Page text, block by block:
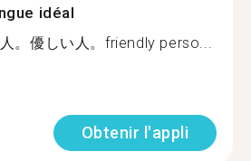
idéal
。優しい人。friendly perso...
Obtenir l'appli